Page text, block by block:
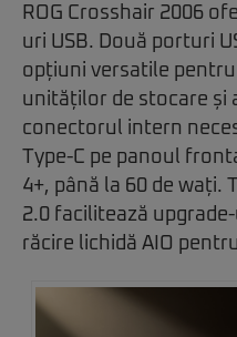
ROG Crosshair 2006
uri USB. Două porturi
opțiuni versatile
unităților de stocare și
conectorul intern
Type-C pe panoul
4+, până la 60 de wați.
2.0 facilitează
răcire lichidă AIO